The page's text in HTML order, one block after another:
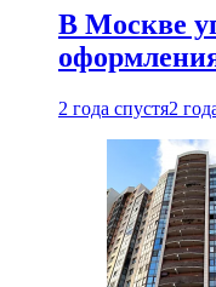
В Москве
2 года спустя2